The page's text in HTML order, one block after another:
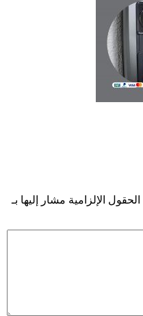
الحقول الإلزامية مشار إليها بـ